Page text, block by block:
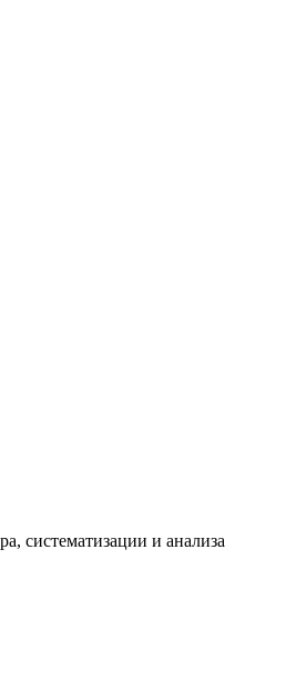
систематизации и анализа